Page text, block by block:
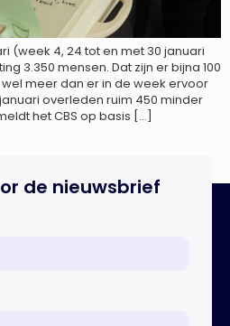
(week 4, 24 tot en met 30 januari
3.350 mensen. Dat zijn er bijna 100
meer dan er in de week ervoor
overleden ruim 450 minder
het CBS op basis […]
de nieuwsbrief